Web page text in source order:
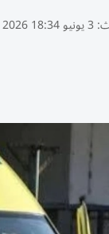
3 يونيو 18:34 2026